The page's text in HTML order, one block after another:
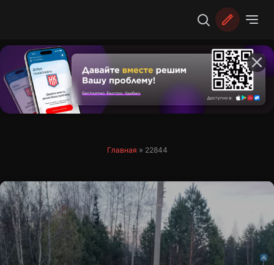
Главная » 22844